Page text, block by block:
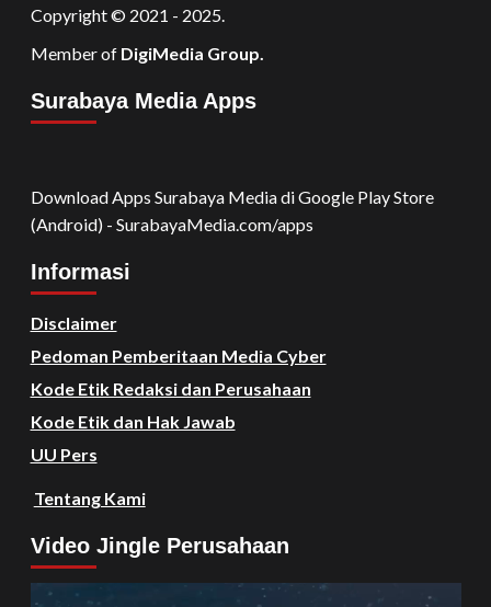
Copyright © 2021 - 2025.
Member of DigiMedia Group.
Surabaya Media Apps
Download Apps Surabaya Media di Google Play Store
(Android) - SurabayaMedia.com/apps
Informasi
Disclaimer
Pedoman Pemberitaan Media Cyber
Kode Etik Redaksi dan Perusahaan
Kode Etik dan Hak Jawab
UU Pers
Tentang Kami
Video Jingle Perusahaan
Video